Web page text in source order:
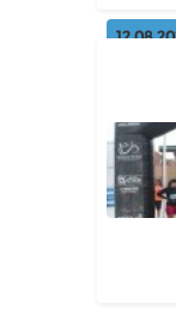
25
meio
Mi...